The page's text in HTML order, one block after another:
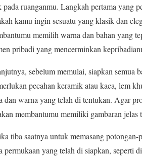
pada ruanganmu. Langkah pertama yang
kamu ingin sesuatu yang klasik dan
memilih warna dan bahan yang
pribadi yang mencerminkan
sebelum memulai, siapkan semua
pecahan keramik atau kaca, lem
dan warna yang telah di tentukan. Agar
membantumu memiliki gambaran jelas
tiba saatnya untuk memasang
permukaan yang telah di siapkan, seperti